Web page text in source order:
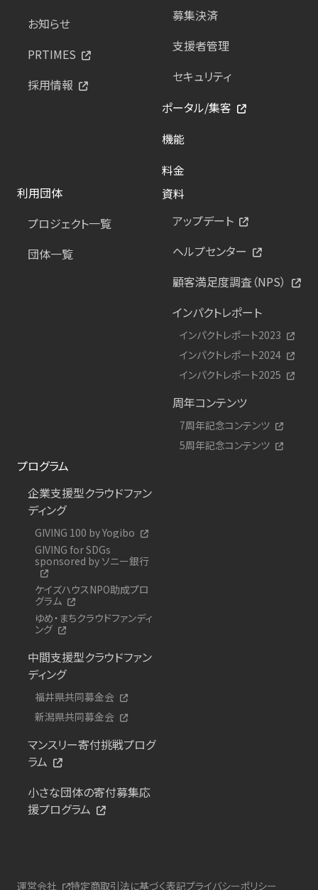
お知らせ
PRTIMES
採用情報
募集決済
支援者管理
セキュリティ
ポータル/集客
機能
料金
利用団体
プロジェクト一覧
団体一覧
資料
アップデート
ヘルプセンター
顧客満足度調査（NPS）
インパクトレポート
インパクトレポート2023
インパクトレポート2024
インパクトレポート2025
周年コンテンツ
7周年記念コンテンツ
5周年記念コンテンツ
プログラム
企業支援型クラウドファン
ディング
GIVING 100 by Yogibo
GIVING for SDGs
sponsored by ソニー銀行
ケイズハウスNPO助成プロ
グラム
ゆめ・まちクラウドファンディ
ング
中間支援型クラウドファン
ディング
福井県共同募金会
新潟県共同募金会
マンスリー寄付挑戦プログ
ラム
小さな団体の寄付募集応
援プログラム
運営会社 特定商取引法に基づく表記プライバシーポリシー